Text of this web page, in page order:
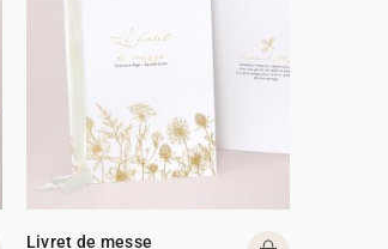
Livret de messe